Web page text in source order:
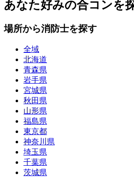
あなた好みの合コンを
場所から消防士を探す
全域
北海道
青森県
岩手県
宮城県
秋田県
山形県
福島県
東京都
神奈川県
埼玉県
千葉県
茨城県